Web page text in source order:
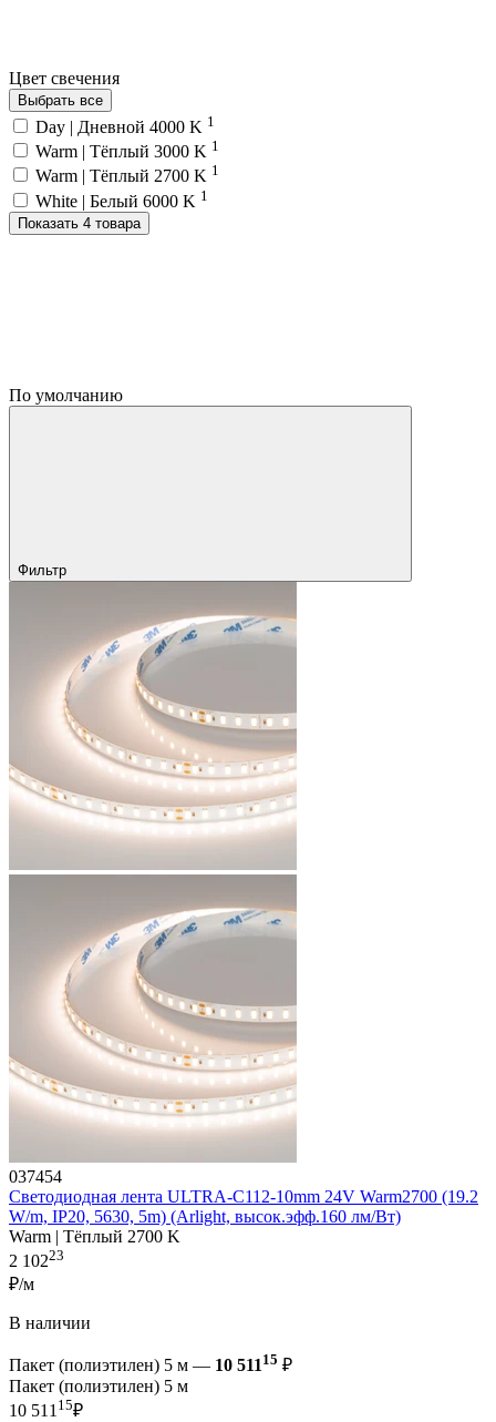
Цвет свечения
Выбрать все
Day | Дневной 4000 K 1
Warm | Тёплый 3000 K 1
Warm | Тёплый 2700 K 1
White | Белый 6000 K 1
Показать 4 товара
По умолчанию
Фильтр
037454
Светодиодная лента ULTRA-C112-10mm 24V Warm2700 (19.2
W/m, IP20, 5630, 5m) (Arlight, высок.эфф.160 лм/Вт)
Warm | Тёплый 2700 K
2 10223
₽/м
В наличии
Пакет (полиэтилен) 5 м — 10 51115 ₽
Пакет (полиэтилен) 5 м
10 51115₽